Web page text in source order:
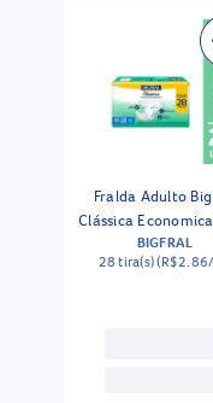
Fralda Adulto
Clássica
Unidades
BIGFRAL
28 tira(s)